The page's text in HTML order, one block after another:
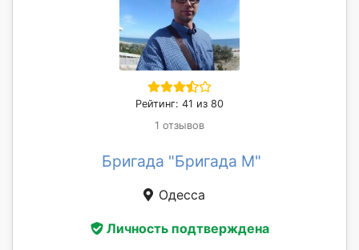
Рейтинг: 41 из 80
1 отзывов
Бригада "Бригада М"
Одесса
Личность подтверждена